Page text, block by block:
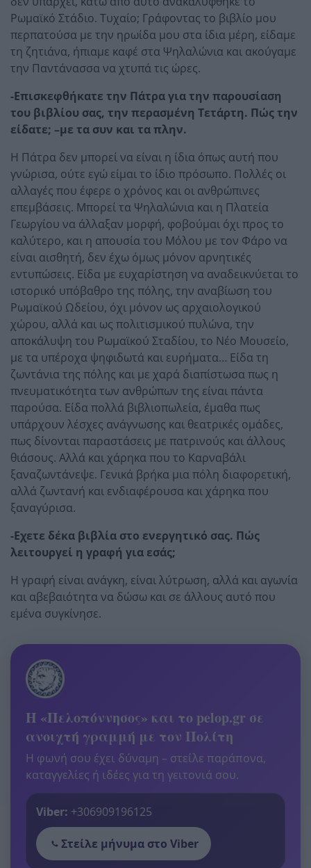
Ρωμαϊκό Στάδιο. Τυχαίο; Γράφοντας το βιβλίο μου
περπατούσα με την ηρωίδα μου στα ίδια μέρη, είδαμε
τη ζητιάνα, ήπιαμε καφέ στα Ψηλαλώνια και ακούγαμε
την Παντάνασσα να χτυπά τις ώρες.
-Επισκεφθήκατε την Πάτρα για την παρουσίαση
του βιβλίου σας, την περασμένη Τετάρτη. Πώς την
είδατε; –με τα συν και τα πλην.
Η Πάτρα δεν μπορεί να είναι η ίδια όπως αυτή που
γνώρισα, ούτε εγώ είμαι το ίδιο πρόσωπο. Πολλές οι
αλλαγές που έφερε ο χρόνος και οι ανθρώπινες
επεμβάσεις. Μπορεί τα Ψηλαλώνια και η Πλατεία
Γεωργίου να άλλαξαν μορφή, φοβούμαι όχι προς το
καλύτερο, και η απουσία του Μόλου με τον Φάρο να
είναι αισθητή, δεν έχω όμως μόνον αρνητικές
εντυπώσεις. Είδα με ευχαρίστηση να αναδεικνύεται το
ιστορικό υπόβαθρο της πόλης, την αναβίωση του
Ρωμαϊκού Ωδείου, όχι μόνον ως αρχαιολογικού
χώρου, αλλά και ως πολιτισμικού πυλώνα, την
αποκάλυψη του Ρωμαϊκού Σταδίου, το Νέο Μουσείο,
με τα υπέροχα ψηφιδωτά και ευρήματα… Είδα τη
ζωντάνια της πόλης και με χαρά διαπίστωσα πως η
πνευματικότητα των ανθρώπων της είναι πάντα
παρούσα. Είδα πολλά βιβλιοπωλεία, έμαθα πως
υπάρχουν λέσχες ανάγνωσης και θεατρικές ομάδες,
πως δίνονται παραστάσεις με πατρινούς και άλλους
θιάσους. Αλλά και χάρηκα που το Καρναβάλι
ξαναζωντάνεψε. Γενικά βρήκα μια πόλη διαφορετική,
αλλά ζωντανή και ενδιαφέρουσα και χάρηκα που
ξαναγύρισα.
-Εχετε δέκα βιβλία στο ενεργητικό σας. Πώς
λειτουργεί η γραφή για εσάς;
Η γραφή είναι ανάγκη, είναι λύτρωση, αλλά και αγωνία
και αβεβαιότητα να δώσω και σε άλλους αυτό που
εμένα συγκίνησε.
Η «Πελοπόννησος» και το pelop.gr σε
ανοιχτή γραμμή με τον Πολίτη
Η φωνή σου έχει δύναμη – στείλε παράπονα,
καταγγελίες ή ιδέες για τη γειτονιά σου.
Viber: +306909196125
Στείλε μήνυμα στο Viber